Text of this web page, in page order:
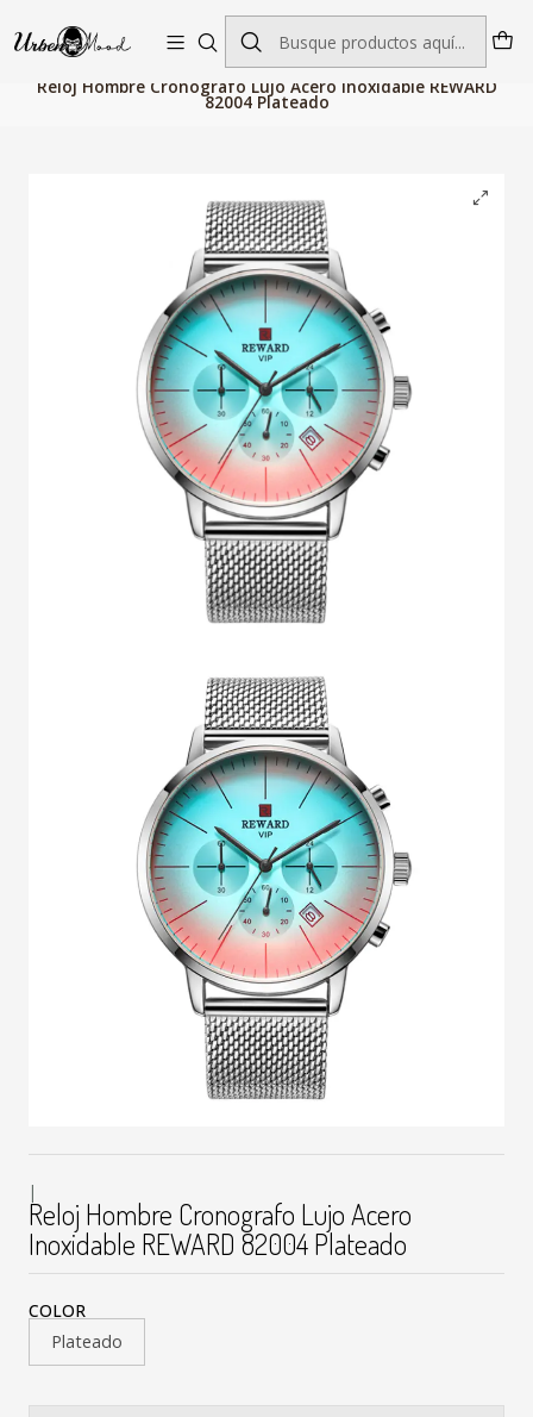
Envío GRATIS desde $60.000 | Entregas rápidas 1–5 días hábiles
Relojes Hombre Relojes Cuarzo
Reloj Hombre Cronografo Lujo Acero Inoxidable REWARD
82004 Plateado
|
Reloj Hombre Cronografo Lujo Acero
Inoxidable REWARD 82004 Plateado
COLOR
Plateado